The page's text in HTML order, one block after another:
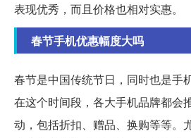
表现优秀，而且价格也相对实惠。
春节手机优惠幅度大吗
春节是中国传统节日，同时也是手
在这个时间段，各大手机品牌都会
动，包括折扣、赠品、换购等等。